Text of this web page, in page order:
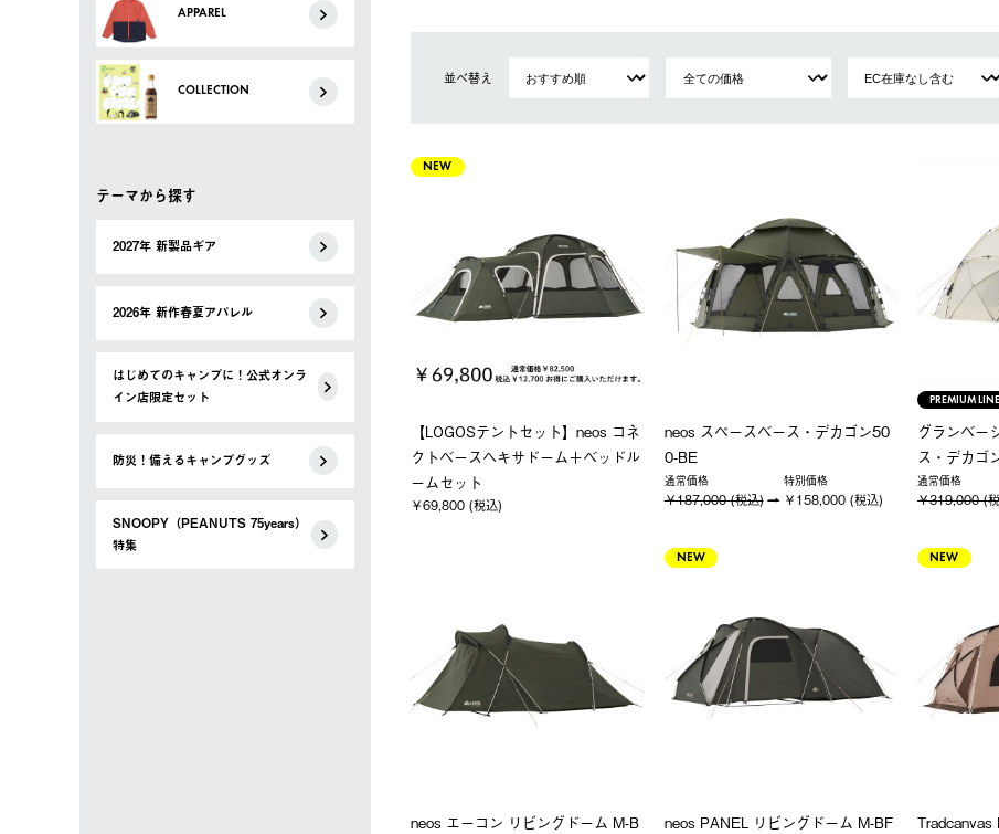
APPAREL
COLLECTION
テーマから探す
2027年 新製品ギア
2026年 新作春夏アパレル
はじめてのキャンプに！公式オンラ
イン店限定セット
防災！備えるキャンプグッズ
SNOOPY（PEANUTS 75years）
特集
並べ替え
NEW
【LOGOSテントセット】neos コネ
クトベースヘキサドーム＋ベッドル
ームセット
￥69,800 (税込)
neos スペースベース・デカゴン50
0-BE
通常価格
￥187,000 (税込)
特別価格
￥158,000 (税込)
PREMIUM LINE
グランベー
ス・デカゴ
通常価格
￥319,000 (
neos エーコン リビングドーム M-B
NEW
neos PANEL リビングドーム M-BF
NEW
Tradcanvas